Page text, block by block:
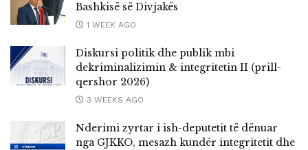
Bashkisë së Divjakës
1 WEEK AGO
Diskursi politik dhe publik mbi
dekriminalizimin & integritetin II (prill-
qershor 2026)
3 WEEKS AGO
Nderimi zyrtar i ish-deputetit të dënuar
nga GJKKO, mesazh kundër integritetit dhe